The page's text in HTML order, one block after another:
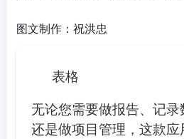
图文制作：祝洪忠
表格
无论您需要做报告、记录
还是做项目管理，这款